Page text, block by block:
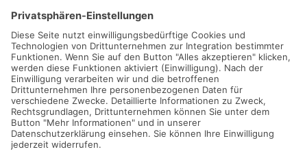
Preis: 0,00€
Erstellt von:straightup webstudio
Infokarte für Angehörige in Türkisch
− +
MEHR...